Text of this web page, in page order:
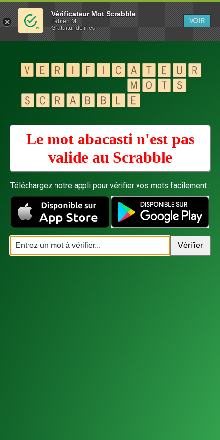
Le mot abacasti n'est pas
valide au Scrabble
Téléchargez notre appli pour vérifier vos mots facilement :
Vérificateur Mot Scrabble
Fabien M
Gratuitundefined
VOIR